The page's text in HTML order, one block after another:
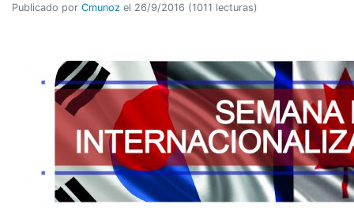
Publicado por Cmunoz el 26/9/2016 (1011 lecturas)